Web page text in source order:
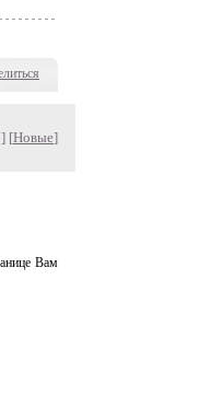
[Новые]
Вам